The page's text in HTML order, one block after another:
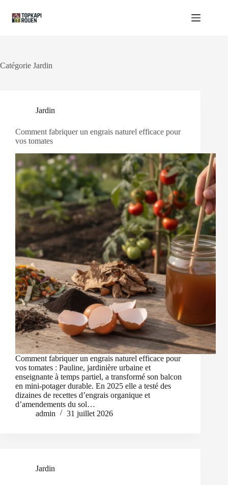
contenu
Catégorie Jardin
Jardin
Comment fabriquer un engrais naturel efficace pour
vos tomates
Comment fabriquer un engrais naturel efficace pour
vos tomates : Pauline, jardinière urbaine et
enseignante à temps partiel, a transformé son balcon
en mini-potager durable. En 2025 elle a testé des
dizaines de recettes d’engrais organique et
d’amendements du sol…
admin
31 juillet 2026
Jardin